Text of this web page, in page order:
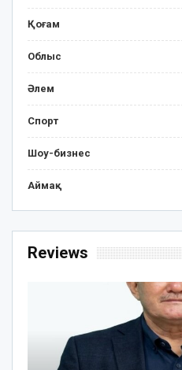
Қоғам
Облыс
Әлем
Спорт
Шоу-бизнес
Аймақ
Reviews